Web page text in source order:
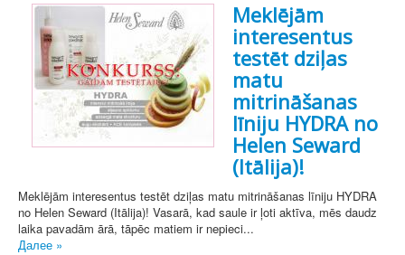
Meklējām
interesentus
testēt dziļas
matu
mitrināšanas
līniju HYDRA no
Helen Seward
(Itālija)!
Meklējām interesentus testēt dziļas matu mitrināšanas līniju HYDRA
no Helen Seward (Itālija)! Vasarā, kad saule ir ļoti aktīva, mēs daudz
laika pavadām ārā, tāpēc matiem ir nepieci...
Далее »